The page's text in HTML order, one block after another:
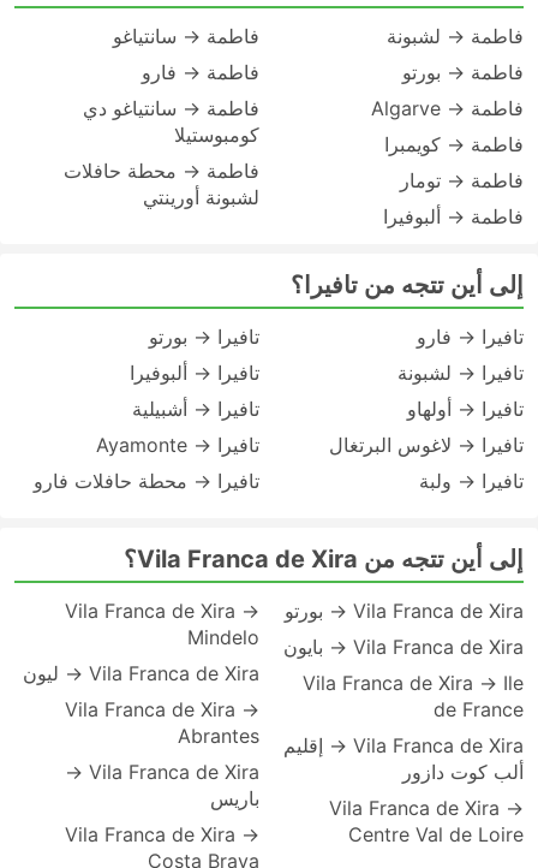
فاطمة → لشبونة
فاطمة → بورتو
فاطمة → Algarve
فاطمة → كويمبرا
فاطمة → تومار
فاطمة → ألبوفيرا
فاطمة → سانتياغو
فاطمة → فارو
فاطمة → سانتياغو دي
كومبوستيلا
فاطمة → محطة حافلات
لشبونة أورينتي
إلى أين تتجه من تافيرا؟
تافيرا → فارو
تافيرا → لشبونة
تافيرا → أولهاو
تافيرا → لاغوس البرتغال
تافيرا → ولبة
تافيرا → بورتو
تافيرا → ألبوفيرا
تافيرا → أشبيلية
تافيرا → Ayamonte
تافيرا → محطة حافلات فارو
إلى أين تتجه من Vila Franca de Xira؟
Vila Franca de Xira → بورتو
Vila Franca de Xira → بايون
Vila Franca de Xira → Ile
de France
Vila Franca de Xira → إقليم
ألب كوت دازور
Vila Franca de Xira →
Centre Val de Loire
Vila Franca de Xira →
Mindelo
Vila Franca de Xira → ليون
Vila Franca de Xira →
Abrantes
Vila Franca de Xira →
باريس
Vila Franca de Xira →
Costa Brava